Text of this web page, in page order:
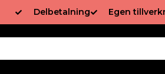
Delbetalning Egen